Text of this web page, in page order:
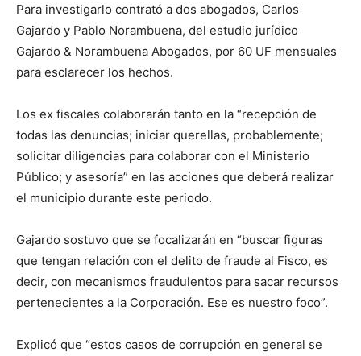
Para investigarlo contrató a dos abogados, Carlos
Gajardo y Pablo Norambuena, del estudio jurídico
Gajardo & Norambuena Abogados, por 60 UF mensuales
para esclarecer los hechos.
Los ex fiscales colaborarán tanto en la “recepción de
todas las denuncias; iniciar querellas, probablemente;
solicitar diligencias para colaborar con el Ministerio
Público; y asesoría” en las acciones que deberá realizar
el municipio durante este periodo.
Gajardo sostuvo que se focalizarán en “buscar figuras
que tengan relación con el delito de fraude al Fisco, es
decir, con mecanismos fraudulentos para sacar recursos
pertenecientes a la Corporación. Ese es nuestro foco”.
Explicó que “estos casos de corrupción en general se